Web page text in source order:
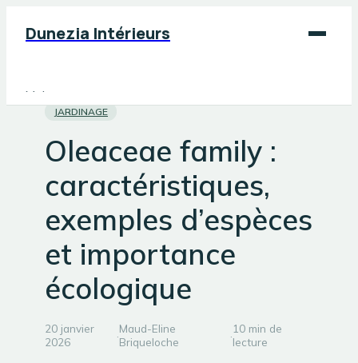
Dunezia Intérieurs
Maison
Jardinage
Bricolage
JARDINAGE
Oleaceae family :
caractéristiques,
exemples d’espèces
et importance
écologique
20 janvier
2026
·Maud-Eline
Briqueloche
·10 min de
lecture